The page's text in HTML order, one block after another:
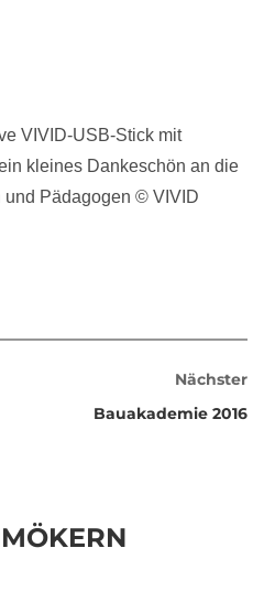
VIVID-USB-Stick mit
kleines Dankeschön an die
Pädagogen © VIVID
Nächster
Bauakademie 2016